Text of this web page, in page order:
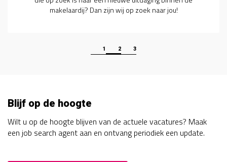
makelaardij? Dan zijn wij op zoek naar jou!
1 2 3
Blijf op de hoogte
Wilt u op de hoogte blijven van de actuele vacatures? Maak
een job search agent aan en ontvang periodiek een update.